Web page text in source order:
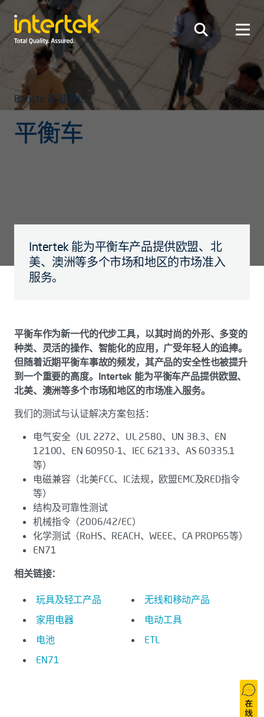
Back to 返回行业
平衡车
Intertek 能为平衡车产品提供欧盟、北
美、澳洲等多个市场和地区的市场准入
服务。
平衡车作为新一代的代步工具，以其时尚的外形、多变的
种类、灵活的操作、智能化的应用，广受年轻人的追捧。
但随着近期平衡车事故的频发，其产品的安全性也被提升
到一个重要的高度。Intertek 能为平衡车产品提供欧盟、
北美、澳洲等多个市场和地区的市场准入服务。
我们的测试与认证解决方案包括：
电气安全（UL 2272、UL 2580、UN 38.3、EN
12100、EN 60950-1、IEC 62133、AS 60335.1
等）
电磁兼容（北美FCC、IC法规，欧盟EMC及RED指令
等）
结构及可靠性测试
机械指令（2006/42/EC）
化学测试（RoHS、REACH、WEEE、CA PROP65等）
EN71
相关链接：
玩具及轻工产品
无线和移动产品
家用电器
电动工具
电池
ETL
EN71